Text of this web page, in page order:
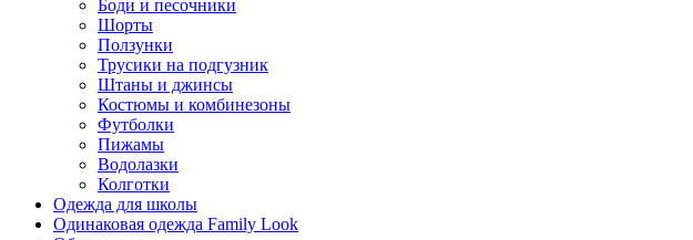
Боди и песочники
Шорты
Ползунки
Трусики на подгузник
Штаны и джинсы
Костюмы и комбинезоны
Футболки
Пижамы
Водолазки
Колготки
Одежда для школы
Одинаковая одежда Family Look